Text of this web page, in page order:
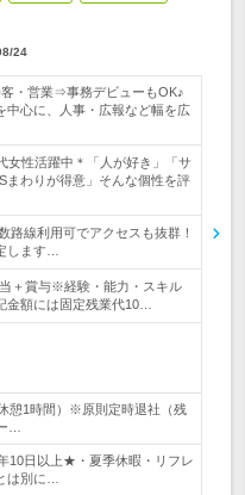
24
客・営業⇒事務デビューもOK♪
中心に、人事・広報など幅を広
女性活躍中＊「人が好き」「サ
まわりが得意」そんな個性を評
路線利用可でアクセスも抜群！
します…
＋賞与※経験・能力・スキル
額には固定残業代10…
憩1時間）※原則定時退社（残
…
10日以上★・夏季休暇・リフレ
は別に…